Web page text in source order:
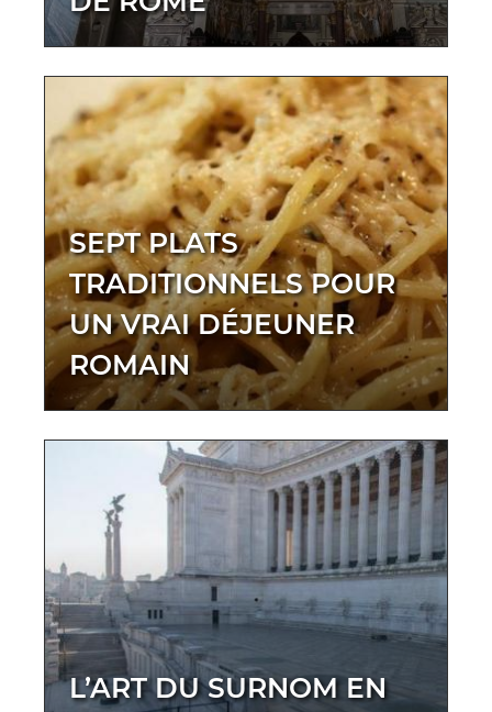
SEPT PLATS
TRADITIONNELS POUR
UN VRAI DÉJEUNER
ROMAIN
L’ART DU SURNOM EN